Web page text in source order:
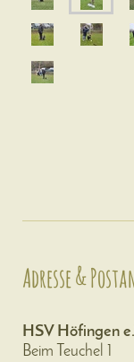
Adresse &
HSV Höfingen
Beim Teuchel 1